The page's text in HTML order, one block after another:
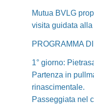
Mutua BVLG
visita guidata
PROGRAMMA
1° giorno:
Partenza in
rinascimentale.
Passeggiata nel